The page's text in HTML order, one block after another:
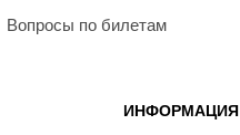
Вопросы по билетам
ИНФОРМАЦИЯ